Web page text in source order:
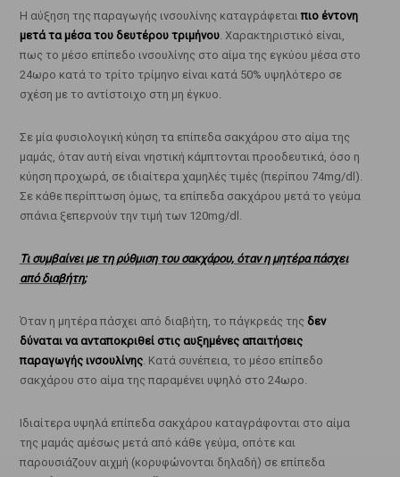
Η αύξηση της παραγωγής ινσουλίνης καταγράφεταιπιο έντονη
μετά τα μέσα του δευτέρου τριμήνου. Χαρακτηριστικό είναι,
πως το μέσο επίπεδο ινσουλίνης στο αίμα της εγκύου μέσα στο
24ωρο κατά το τρίτο τρίμηνο είναι κατά 50% υψηλότερο σε
σχέση με το αντίστοιχο στη μη έγκυο.
Σε μία φυσιολογική κύηση τα επίπεδα σακχάρου στο αίμα της
μαμάς, όταν αυτή είναι νηστική κάμπτονται προοδευτικά, όσο η
κύηση προχωρά, σε ιδιαίτερα χαμηλές τιμές (περίπου 74mg/dl).
Σε κάθε περίπτωση όμως, τα επίπεδα σακχάρου μετά το γεύμα
σπάνια ξεπερνούν την τιμή των 120mg/dl.
Τι συμβαίνει με τη ρύθμιση του σακχάρου, όταν η μητέρα πάσχει
από διαβήτη;
Όταν η μητέρα πάσχει από διαβήτη, το πάγκρεάς της δεν
δύναται να ανταποκριθεί στις αυξημένες απαιτήσεις
παραγωγής ινσουλίνης. Κατά συνέπεια, το μέσο επίπεδο
σακχάρου στο αίμα της παραμένει υψηλό στο 24ωρο.
Ιδιαίτερα υψηλά επίπεδα σακχάρου καταγράφονται στο αίμα
της μαμάς αμέσως μετά από κάθε γεύμα, οπότε και
παρουσιάζουν αιχμή (κορυφώνονται δηλαδή) σε επίπεδα